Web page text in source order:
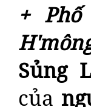
+ Phố
Sủng
của